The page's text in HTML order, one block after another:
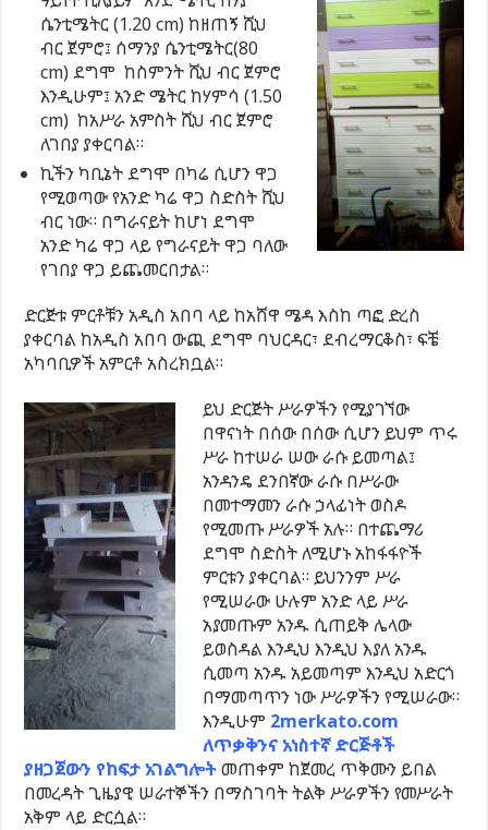
ሴንቲሜትር (1.20 cm) ከዘጠኝ ሺህ
ብር ጀምሮ፤ ሰማንያ ሴንቲሜትር(80
cm) ደግሞ ከስምንት ሺህ ብር ጀምሮ
እንዲሁም፤ አንድ ሜትር ከሃምሳ (1.50
cm) ከአሥራ አምስት ሺህ ብር ጀምሮ
ለገበያ ያቀርባል።
ኪችን ካቢኔት ደግሞ በካሬ ሲሆን ዋጋ
የሚወጣው የአንድ ካሬ ዋጋ ስድስት ሺህ
ብር ነው። በግራናይት ከሆነ ደግሞ
አንድ ካሬ ዋጋ ላይ የግራናይት ዋጋ ባለው
የገበያ ዋጋ ይጨመርበታል።
ድርጅቱ ምርቶቹን አዲስ አበባ ላይ ከአሸዋ ሜዳ እስከ ጣፎ ድረስ
ያቀርባል ከአዲስ አበባ ውጪ ደግሞ ባህርዳር፣ ደብረማርቆስ፣ ፍቼ
አካባቢዎች አምርቶ አስረክቧል።
ይህ ድርጅት ሥራዎችን የሚያገኘው
በዋናነት በሰው በሰው ሲሆን ይህም ጥሩ
ሥራ ከተሠራ ሠው ራሱ ይመጣል፤
አንዳንዴ ደንበኛው ራሱ በሥራው
በመተማመን ራሱ ኃላፊነት ወስዶ
የሚመጡ ሥራዎች አሉ። በተጨማሪ
ደግሞ ስድስት ለሚሆኑ አከፋፋዮች
ምርቱን ያቀርባል። ይህንንም ሥራ
የሚሠራው ሁሉም አንድ ላይ ሥራ
አያመጡም አንዱ ሲጠይቅ ሌላው
ይወስዳል እንዲህ እንዲህ እያለ አንዱ
ሲመጣ አንዱ አይመጣም እንዲህ አድርጎ
በማመጣጥን ነው ሥራዎችን የሚሠራው።
እንዲሁም 2merkato.com
ለጥቃቅንና አነስተኛ ድርጅቶች
ያዘጋጀውን የከፍታ አገልግሎትመጠቀም ከጀመረ ጥቅሙን ይበል
በመረዳት ጊዜያዊ ሠራተኞችን በማስገባት ትልቅ ሥራዎችን የመሥራት
አቅም ላይ ድርሷል።